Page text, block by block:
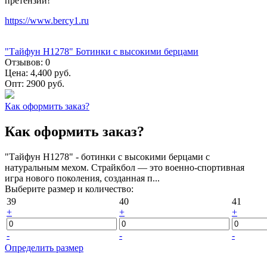
https://www.bercy1.ru
"Тайфун Н1278" Ботинки с высокими берцами
Отзывов: 0
Цена: 4,400 руб.
Опт: 2900 руб.
Как оформить заказ?
Как оформить заказ?
"Тайфун Н1278" - ботинки с высокими берцами с
натуральным мехом. Страйкбол — это военно-спортивная
игра нового поколения, созданная п...
Выберите размер и количество:
39
+
-
40
+
-
41
+
-
Определить размер